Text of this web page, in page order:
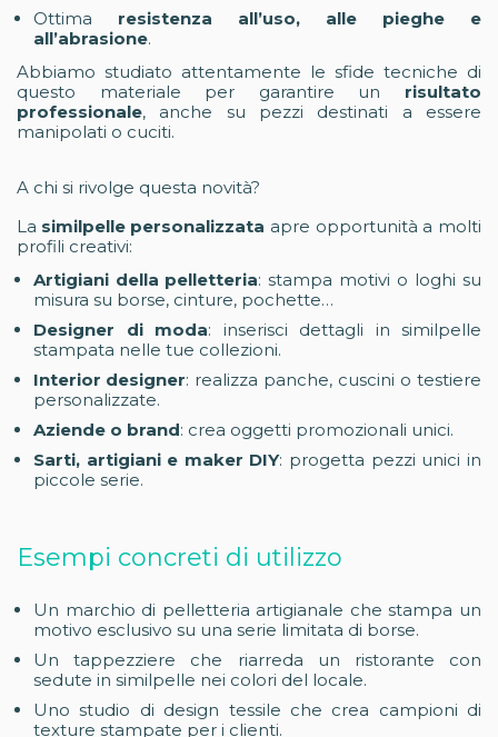
Ottima resistenza all’uso, alle pieghe e
all’abrasione.
Abbiamo studiato attentamente le sfide tecniche di
questo materiale per garantire un risultato
professionale, anche su pezzi destinati a essere
manipolati o cuciti.
A chi si rivolge questa novità?
La similpelle personalizzata apre opportunità a molti
profili creativi:
Artigiani della pelletteria: stampa motivi o loghi su
misura su borse, cinture, pochette…
Designer di moda: inserisci dettagli in similpelle
stampata nelle tue collezioni.
Interior designer: realizza panche, cuscini o testiere
personalizzate.
Aziende o brand: crea oggetti promozionali unici.
Sarti, artigiani e maker DIY: progetta pezzi unici in
piccole serie.
Esempi concreti di utilizzo
Un marchio di pelletteria artigianale che stampa un
motivo esclusivo su una serie limitata di borse.
Un tappezziere che riarreda un ristorante con
sedute in similpelle nei colori del locale.
Uno studio di design tessile che crea campioni di
texture stampate per i clienti.